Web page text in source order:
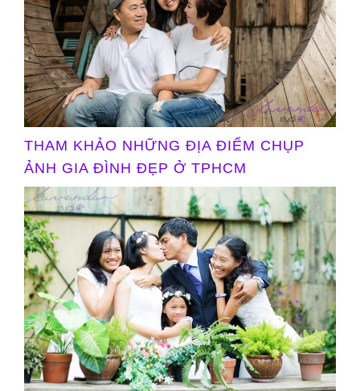
THAM KHẢO NHỮNG ĐỊA ĐIỂM CHỤP
ẢNH GIA ĐÌNH ĐẸP Ở TPHCM